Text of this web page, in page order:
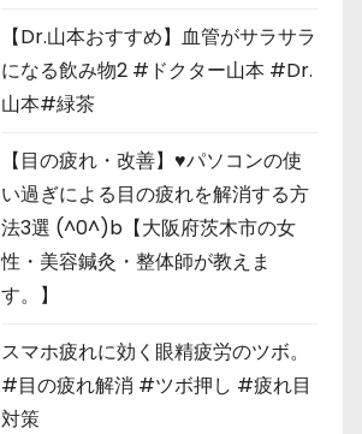
【Dr.山本おすすめ】血管がサラサラ
になる飲み物2 #ドクター山本 #Dr.
山本#緑茶
【目の疲れ・改善】♥パソコンの使
い過ぎによる目の疲れを解消する方
法3選 (^0^)b【大阪府茨木市の女
性・美容鍼灸・整体師が教えま
す。】
スマホ疲れに効く眼精疲労のツボ。
#目の疲れ解消 #ツボ押し #疲れ目
対策